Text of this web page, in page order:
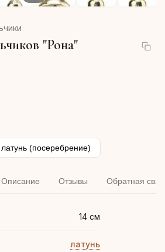
"Рона"
латунь (посеребрение)
Описание Отзывы Обратная
14 см
латунь